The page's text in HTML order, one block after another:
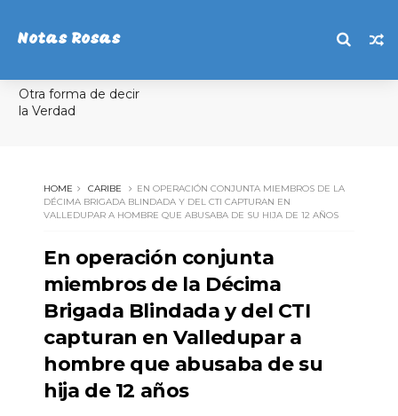
Notas Rosas
Otra forma de decir
la Verdad
HOME CARIBE
EN OPERACIÓN CONJUNTA MIEMBROS DE LA
DÉCIMA BRIGADA BLINDADA Y DEL CTI CAPTURAN EN
VALLEDUPAR A HOMBRE QUE ABUSABA DE SU HIJA DE 12 AÑOS
En operación conjunta
miembros de la Décima
Brigada Blindada y del CTI
capturan en Valledupar a
hombre que abusaba de su
hija de 12 años